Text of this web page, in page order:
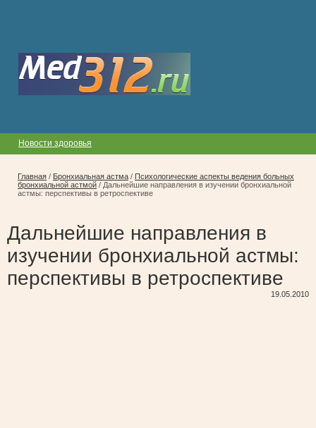
Новости здоровья
Главная / Бронхиальная астма / Психологические аспекты ведения больных
бронхиальной астмой / Дальнейшие направления в изучении бронхиальной
астмы: перспективы в ретроспективе
Дальнейшие направления в
изучении бронхиальной астмы:
перспективы в ретроспективе
19.05.2010